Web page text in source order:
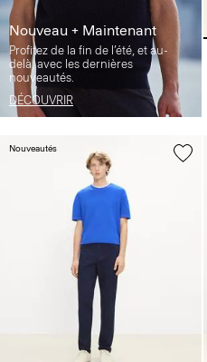
Nouveau + Maintenant
Profitez de la fin de l’été, et au-
delà, avec les dernières
nouveautés.
DÉCOUVRIR
Nouveautés